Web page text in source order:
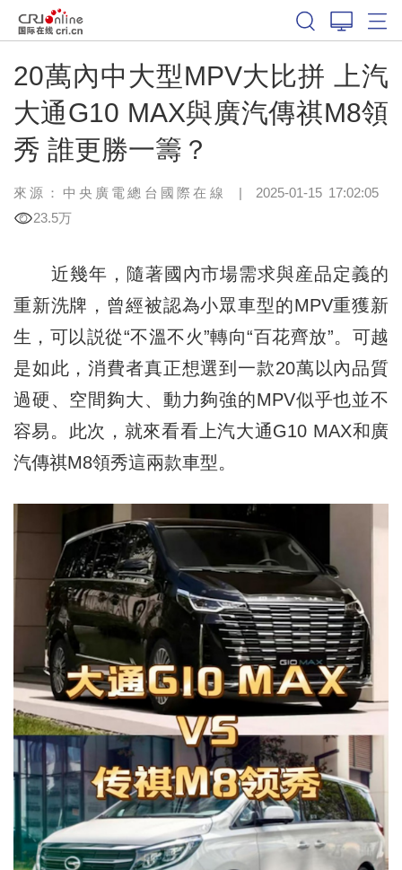
20萬內中大型MPV大比拼 上汽
大通G10 MAX與廣汽傳祺M8領
秀 誰更勝一籌？
來源： 中央廣電總台國際在線 | 2025-01-15 17:02:05
23.5万
近幾年，隨著國內市場需求與産品定義的
重新洗牌，曾經被認為小眾車型的MPV重獲新
生，可以説從“不溫不火”轉向“百花齊放”。可越
是如此，消費者真正想選到一款20萬以內品質
過硬、空間夠大、動力夠強的MPV似乎也並不
容易。此次，就來看看上汽大通G10 MAX和廣
汽傳祺M8領秀這兩款車型。